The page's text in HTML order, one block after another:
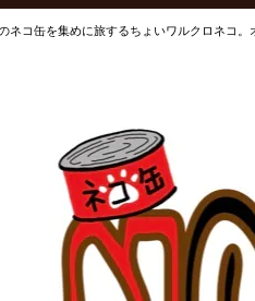
ネコ缶を集めに旅するちょいワルクロネコ